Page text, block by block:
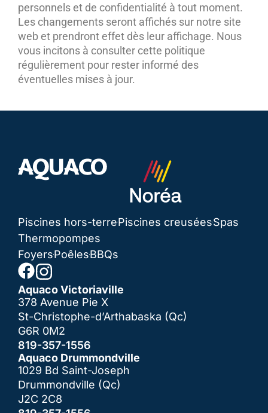
personnels et de confidentialité à tout moment.
Les changements seront affichés sur notre site
web et prendront effet dès leur affichage. Nous
vous incitons à consulter cette politique
régulièrement pour rester informé des
éventuelles mises à jour.
Piscines hors-terrePiscines creuséesSpas
Thermopompes
FoyersPoêlesBBQs
Aquaco Victoriaville
378 Avenue Pie X
St-Christophe-d’Arthabaska (Qc)
G6R 0M2
819-357-1556
Aquaco Drummondville
1029 Bd Saint-Joseph
Drummondville (Qc)
J2C 2C8